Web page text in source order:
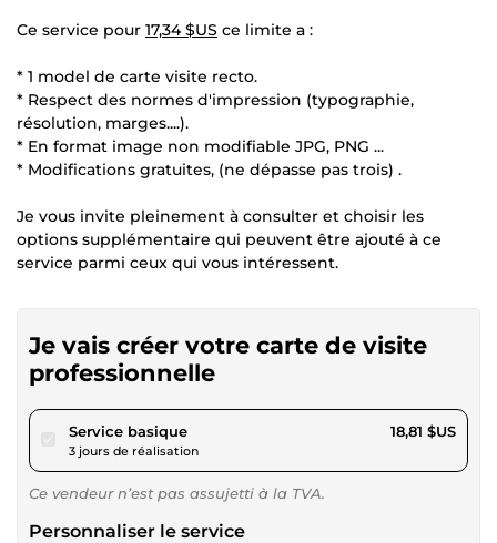
Ce service pour 17,34 $US ce limite a :
* 1 model de carte visite recto.
* Respect des normes d'impression (typographie,
résolution, marges....).
* En format image non modifiable JPG, PNG ...
* Modifications gratuites, (ne dépasse pas trois) .
Je vous invite pleinement à consulter et choisir les
options supplémentaire qui peuvent être ajouté à ce
service parmi ceux qui vous intéressent.
Je vais créer votre carte de visite
professionnelle
Service basiquepour 17,34 $US
3 jours de réalisation
18,81 $US
Ce vendeur n’est pas assujetti à la TVA.
Personnaliser le service